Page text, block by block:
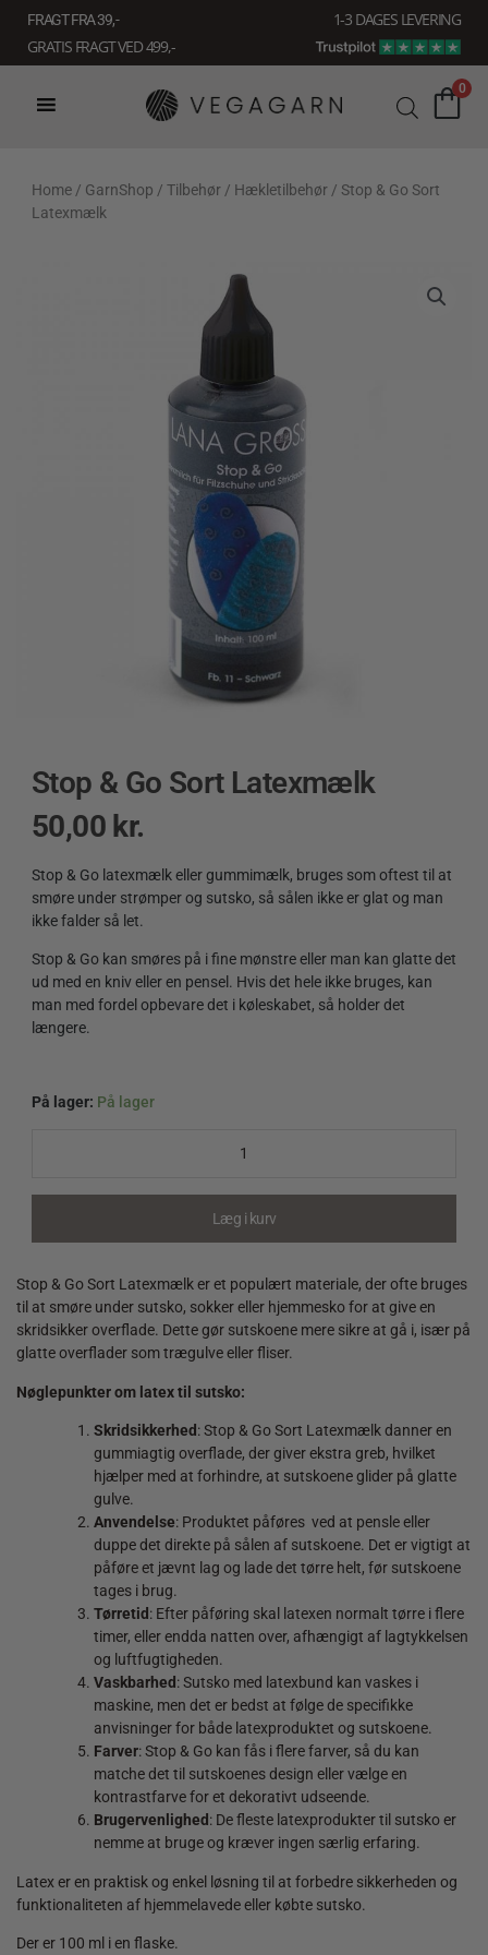
indholdet
FRAGT FRA 39, -
1-3 DAGES LEVERING
GRATIS FRAGT VED 499,-
0
Home / GarnShop / Tilbehør / Hækletilbehør / Stop & Go Sort
Latexmælk
Stop & Go Sort Latexmælk
50,00 kr.
Stop & Go latexmælk eller gummimælk, bruges som oftest til at
smøre under strømper og sutsko, så sålen ikke er glat og man
ikke falder så let.
Stop & Go kan smøres på i fine mønstre eller man kan glatte det
ud med en kniv eller en pensel. Hvis det hele ikke bruges, kan
man med fordel opbevare det i køleskabet, så holder det
længere.
På lager: På lager
Læg i kurv
Stop & Go Sort Latexmælk er et populært materiale, der ofte bruges
til at smøre under sutsko, sokker eller hjemmesko for at give en
skridsikker overflade. Dette gør sutskoene mere sikre at gå i, især på
glatte overflader som trægulve eller fliser.
Nøglepunkter om latex til sutsko:
Skridsikkerhed : Stop & Go Sort Latexmælk danner en
gummiagtig overflade, der giver ekstra greb, hvilket
hjælper med at forhindre, at sutskoene glider på glatte
gulve.
Anvendelse: Produktet påføres ved at pensle eller
duppe det direkte på sålen af sutskoene. Det er vigtigt at
påføre et jævnt lag og lade det tørre helt, før sutskoene
tages i brug.
Tørretid : Efter påføring skal latexen normalt tørre i flere
timer, eller endda natten over, afhængigt af lagtykkelsen
og luftfugtigheden.
Vaskbarhed : Sutsko med latexbund kan vaskes i
maskine, men det er bedst at følge de specifikke
anvisninger for både latexproduktet og sutskoene.
Farver: Stop & Go kan fås i flere farver, så du kan
matche det til sutskoenes design eller vælge en
kontrastfarve for et dekorativt udseende.
Brugervenlighed : De fleste latexprodukter til sutsko er
nemme at bruge og kræver ingen særlig erfaring.
Latex er en praktisk og enkel løsning til at forbedre sikkerheden og
funktionaliteten af hjemmelavede eller købte sutsko.
Der er 100 ml i en flaske.